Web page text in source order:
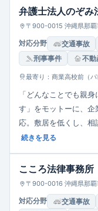
争、労働事件、刑事事
な対応を重視。
弁護士法人のぞみ
〒900-0015 沖縄県那覇
対応分野 交通事故
刑事事件
不動
最寄り：商業高校前（パ
「どんなことでも親
す」をモットーに、
応。敷居を低くし、
じないよう配慮。那
すい体制を重視してい
続きを見る
こころ法律事務所
〒900-0016 沖縄県那覇
対応分野 交通事故